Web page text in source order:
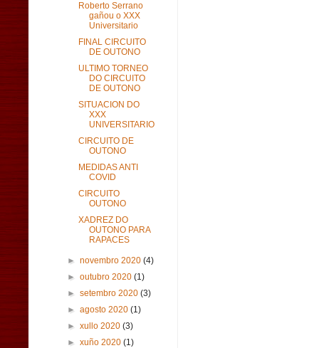
Roberto Serrano
gañou o XXX
Universitario
FINAL CIRCUITO
DE OUTONO
ULTIMO TORNEO
DO CIRCUITO
DE OUTONO
SITUACION DO
XXX
UNIVERSITARIO
CIRCUITO DE
OUTONO
MEDIDAS ANTI
COVID
CIRCUITO
OUTONO
XADREZ DO
OUTONO PARA
RAPACES
►novembro 2020(4)
►outubro 2020(1)
►setembro 2020(3)
►agosto 2020(1)
►xullo 2020(3)
►xuño 2020(1)